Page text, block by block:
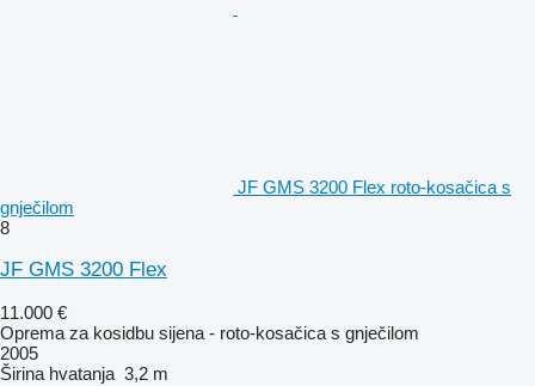
JF GMS 3200 Flex roto-kosačica s
gnječilom
8
JF GMS 3200 Flex
11.000 €
Oprema za kosidbu sijena - roto-kosačica s gnječilom
2005
Širina hvatanja 3,2 m